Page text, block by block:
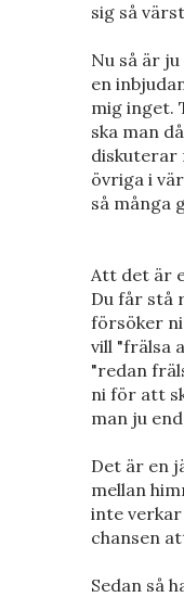
sig så
Nu så är
en
mig inget.
ska man
diskuterar
övriga i
så många
Att det är
Du får stå
försöker
vill "frälsa
"redan
ni för att
man ju
Det är en
mellan
inte verkar
chansen
Sedan så